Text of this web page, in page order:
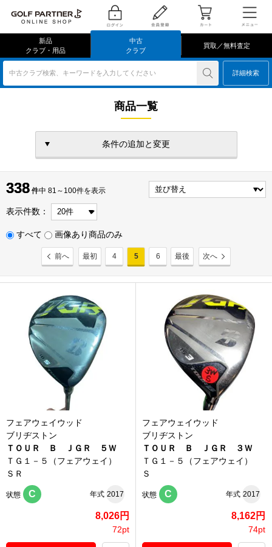
新品
クラブ・用品
中古
クラブ
買取／無料査定
中古クラブ検索、キーワードを入力してください 詳細検索
商品一覧
条件の追加と変更
338 件
338 件中 81～100件を表示
表示件数：
すべて 画像あり商品のみ
前へ 最初 4 5 6 最後 次へ
フェアウェイウッド
ブリヂストン
ＴＯＵＲ Ｂ ＪＧＲ ５Ｗ
ＴＧ１－５（フェアウェイ）
ＳＲ
状態 C 年式 2017
8,026円
72pt
フェアウェイウッド
ブリヂストン
ＴＯＵＲ Ｂ ＪＧＲ ３Ｗ
ＴＧ１－５（フェアウェイ）
Ｓ
状態 C 年式 2017
8,162円
74pt